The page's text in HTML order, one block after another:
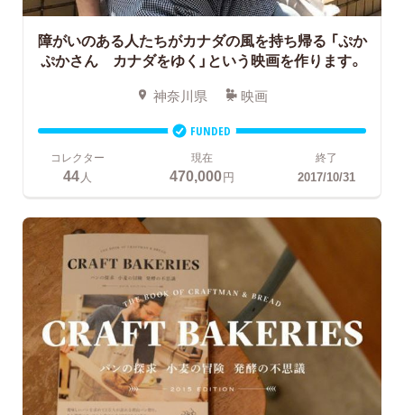
障がいのある人たちがカナダの風を持ち帰る 「ぷか
ぷかさん カナダをゆく」という映画を作ります。
神奈川県 映画
FUNDED
コレクター
44人
現在
470,000円
終了
2017/10/31